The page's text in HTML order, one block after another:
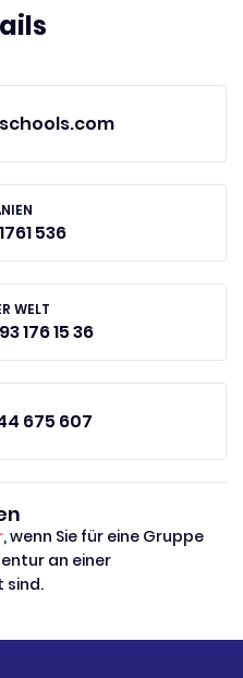
536
WELT
176 15 36
675 607
, wenn Sie für eine Gruppe
an einer
sind.